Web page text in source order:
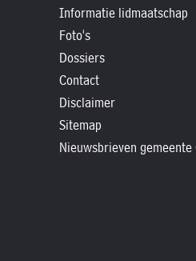
Informatie lidmaatschap
Foto's
Dossiers
Contact
Disclaimer
Sitemap
Nieuwsbrieven gemeente
Contact
gemeente
Opsterland